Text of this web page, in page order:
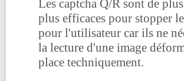
Les captcha Q/R sont de
plus efficaces pour stopper
pour l'utilisateur car ils ne
la lecture d'une image
place techniquement.